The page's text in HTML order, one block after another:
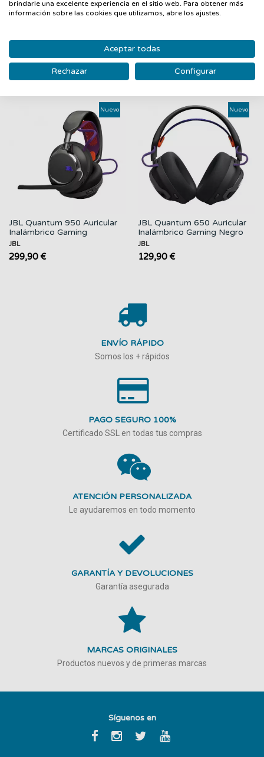
PRODUCTOS RELACIONADOS
Nuevo
JBL Quantum 950 Auricular
Inalámbrico Gaming
Cancelación...
JBL
299,90 €
Nuevo
JBL Quantum 650 Auricular
Inalámbrico Gaming Negro
JBL
129,90 €
ENVÍO RÁPIDO
Somos los + rápidos
PAGO SEGURO 100%
Certificado SSL en todas tus compras
ATENCIÓN PERSONALIZADA
Le ayudaremos en todo momento
GARANTÍA Y DEVOLUCIONES
Garantía asegurada
MARCAS ORIGINALES
Productos nuevos y de primeras marcas
Síguenos en
brindarle una excelente experiencia en el sitio web. Para obtener más
información sobre las cookies que utilizamos, abre los ajustes.
Aceptar todas
Rechazar Configurar